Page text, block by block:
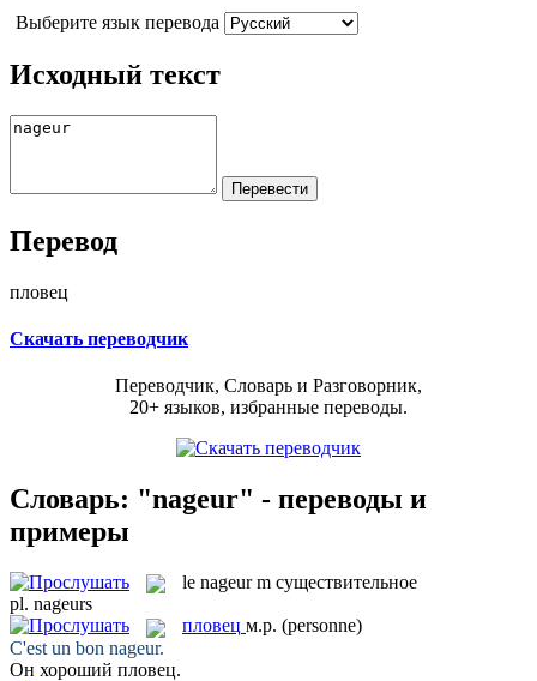
Выберите язык перевода
Исходный текст
Перевод
пловец
Скачать переводчик
Переводчик, Словарь и Разговорник,
20+ языков, избранные переводы.
Словарь: "nageur" - переводы и
примеры
le nageur m существительное
pl. nageurs
пловец м.р. (personne)
C'est un bon nageur.
Он хороший пловец.